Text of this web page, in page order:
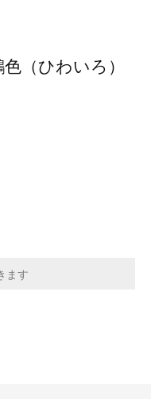
（ひわいろ）